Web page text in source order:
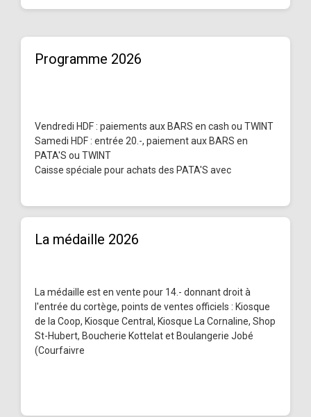
Programme 2026
Vendredi HDF : paiements aux BARS en cash ou TWINT
Samedi HDF : entrée 20.-, paiement aux BARS en
PATA'S ou TWINT
Caisse spéciale pour achats des PATA'S avec
La médaille 2026
La médaille est en vente pour 14.- donnant droit à
l'entrée du cortège, points de ventes officiels : Kiosque
de la Coop, Kiosque Central, Kiosque La Cornaline, Shop
St-Hubert, Boucherie Kottelat et Boulangerie Jobé
(Courfaivre